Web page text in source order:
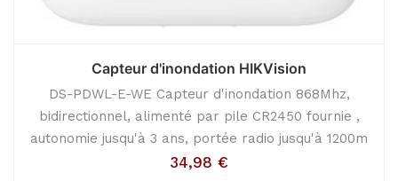
Capteur d'inondation HIKVision
DS-PDWL-E-WE Capteur d'inondation 868Mhz,
bidirectionnel, alimenté par pile CR2450 fournie ,
autonomie jusqu'à 3 ans, portée radio jusqu'à 1200m
34,98 €